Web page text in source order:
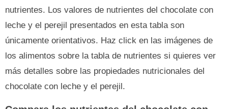
nutrientes. Los valores de nutrientes del chocolate con
leche y el perejil presentados en esta tabla son
únicamente orientativos. Haz click en las imágenes de
los alimentos sobre la tabla de nutrientes si quieres ver
más detalles sobre las propiedades nutricionales del
chocolate con leche y el perejil.